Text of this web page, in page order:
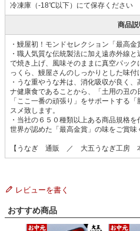
冷凍庫（-18℃以下）にて保存ください
商品説
・鰻屋初！モンドセレクション「最高
・職人気質な伝統製法に加え遠赤外線
で焼き上げ、風味そのままに真空パッ
っくら、鰻屋さんのしっかりとした味付
・うな重やうな丼は、消化吸収が良く
ナ健康食であることから、「土用の丑
「ここ一番の頑張り」をサポートする
スメ致します。
・当社の６５０種類以上ある商品規格を
世界が認めた「最高金賞」の味をご賞味
【うなぎ 通販 ／ 大五うなぎ工房
レビューを書く
おすすめ商品